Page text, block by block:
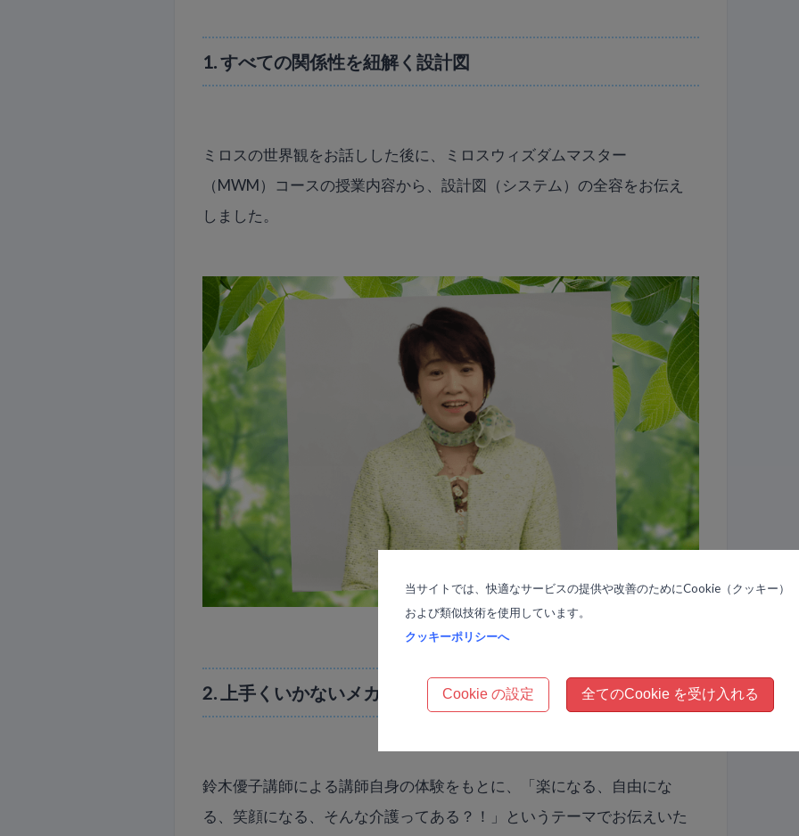
1. すべての関係性を紐解く設計図
ミロスの世界観をお話しした後に、ミロスウィズダムマスター
（MWM）コースの授業内容から、設計図（システム）の全容をお伝え
しました。
2. 上手くいかないメカニズムとは！
鈴木優子講師による講師自身の体験をもとに、「楽になる、自由にな
る、笑顔になる、そんな介護ってある？！」というテーマでお伝えいた
当サイトでは、快適なサービスの提供や改善のためにCookie（クッキー）
および類似技術を使用しています。
クッキーポリシーへ
Cookie の設定 全てのCookie を受け入れる